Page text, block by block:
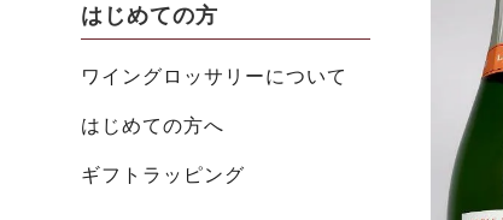
はじめての方
ワイングロッサリーについて
はじめての方へ
ギフトラッピング